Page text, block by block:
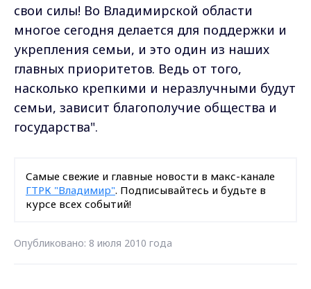
свои силы! Во Владимирской области
многое сегодня делается для поддержки и
укрепления семьи, и это один из наших
главных приоритетов. Ведь от того,
насколько крепкими и неразлучными будут
семьи, зависит благополучие общества и
государства".
Самые свежие и главные новости в макс-канале
ГТРК "Владимир". Подписывайтесь и будьте в
курсе всех событий!
Опубликовано: 8 июля 2010 года